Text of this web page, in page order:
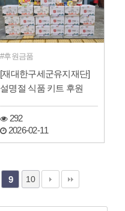
후원금품
[재대한구세군유지재단]
설명절 식품 키트 후원
292
2026-02-11
9 10